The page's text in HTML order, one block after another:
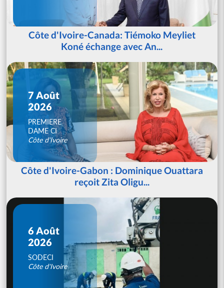
Côte d'Ivoire-Canada: Tiémoko Meyliet
Koné échange avec An...
7 Août
2026
PREMIERE
DAME CI
Côte d'Ivoire
Côte d'Ivoire-Gabon : Dominique Ouattara
reçoit Zita Oligu...
6 Août
2026
SODECI
Côte d'Ivoire